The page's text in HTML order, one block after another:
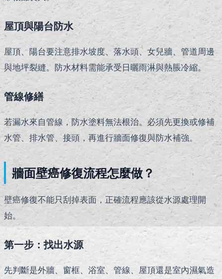
屋頂與陽台防水
屋頂、陽台要注意排水坡度、落水頭、女兒牆、管道周邊
與地坪裂縫。防水材料需能承受日曬雨淋與熱脹冷縮。
管線修繕
若漏水來自管線，防水塗料無法根治。必須先更換或修補
水管、排水管、接頭，再進行牆面修復與防水補強。
牆面壁癌修復流程怎麼做？
壁癌修復不能只刮掉表面，正確流程應該從水源處理開
始。
第一步：找出水源
先判斷是外牆、窗框、浴室、管線、屋頂還是室內濕氣造